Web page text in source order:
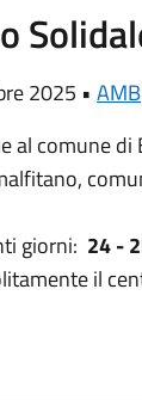
2025 • AMB
al comune
giorni: 24 -
il